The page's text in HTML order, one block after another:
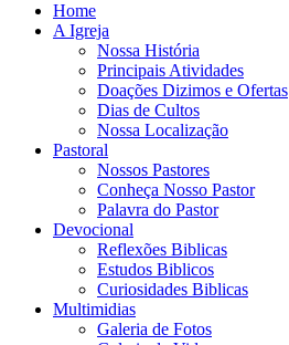
Home
A Igreja
Nossa História
Principais Atividades
Doações Dizimos e Ofertas
Dias de Cultos
Nossa Localização
Pastoral
Nossos Pastores
Conheça Nosso Pastor
Palavra do Pastor
Devocional
Reflexões Biblicas
Estudos Biblicos
Curiosidades Biblicas
Multimidias
Galeria de Fotos